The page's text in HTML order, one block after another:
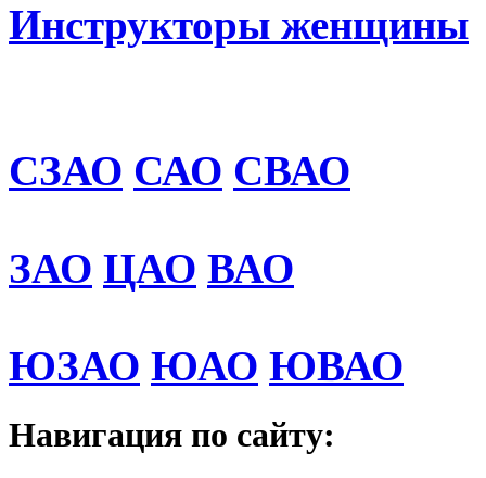
Инструкторы женщины
СЗАО САО СВАО
ЗАО ЦАО ВАО
ЮЗАО ЮАО ЮВАО
Навигация по сайту: